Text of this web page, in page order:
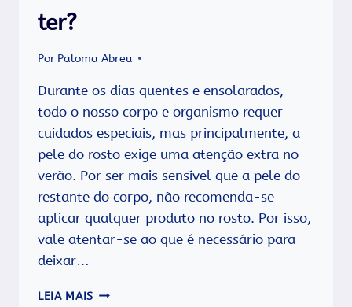
ter?
Por Paloma Abreu
Durante os dias quentes e ensolarados,
todo o nosso corpo e organismo requer
cuidados especiais, mas principalmente, a
pele do rosto exige uma atenção extra no
verão. Por ser mais sensível que a pele do
restante do corpo, não recomenda-se
aplicar qualquer produto no rosto. Por isso,
vale atentar-se ao que é necessário para
deixar…
LEIA MAIS PELE